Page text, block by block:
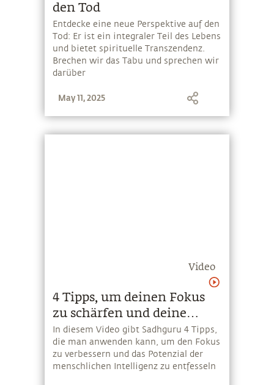
den Tod
Entdecke eine neue Perspektive auf den
Tod: Er ist ein integraler Teil des Lebens
und bietet spirituelle Transzendenz.
Brechen wir das Tabu und sprechen wir
darüber
May 11, 2025
Video
4 Tipps, um deinen Fokus
zu schärfen und deine
Konzentration zu steigern
In diesem Video gibt Sadhguru 4 Tipps,
die man anwenden kann, um den Fokus
zu verbessern und das Potenzial der
menschlichen Intelligenz zu entfesseln